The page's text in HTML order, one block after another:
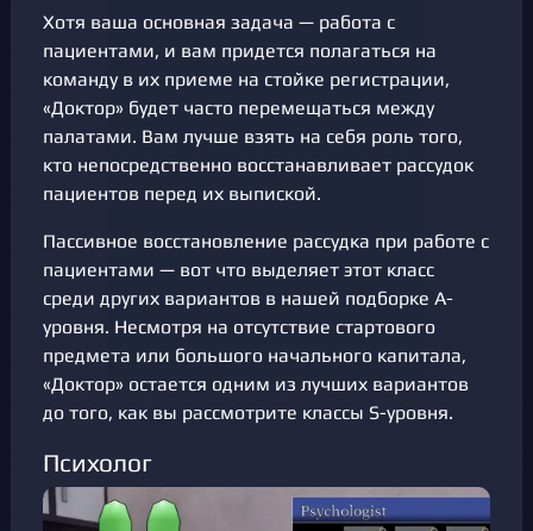
Хотя ваша основная задача — работа с
пациентами, и вам придется полагаться на
команду в их приеме на стойке регистрации,
«Доктор» будет часто перемещаться между
палатами. Вам лучше взять на себя роль того,
кто непосредственно восстанавливает рассудок
пациентов перед их выпиской.
Пассивное восстановление рассудка при работе с
пациентами — вот что выделяет этот класс
среди других вариантов в нашей подборке A-
уровня. Несмотря на отсутствие стартового
предмета или большого начального капитала,
«Доктор» остается одним из лучших вариантов
до того, как вы рассмотрите классы S-уровня.
Психолог